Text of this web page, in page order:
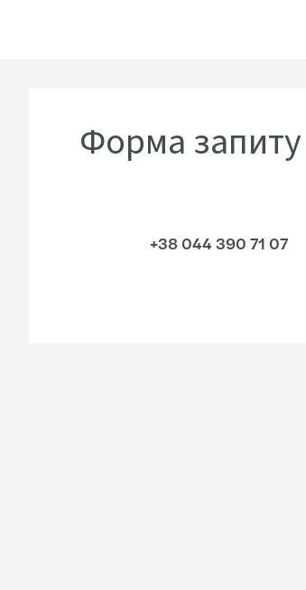
Форма запиту
+38 044 390 71 07